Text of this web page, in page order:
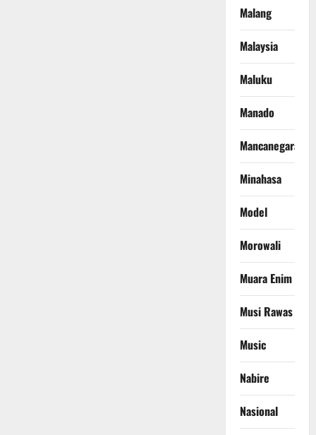
Malang
Malaysia
Maluku
Manado
Mancanegara
Minahasa
Model
Morowali
Muara Enim
Musi Rawas
Music
Nabire
Nasional